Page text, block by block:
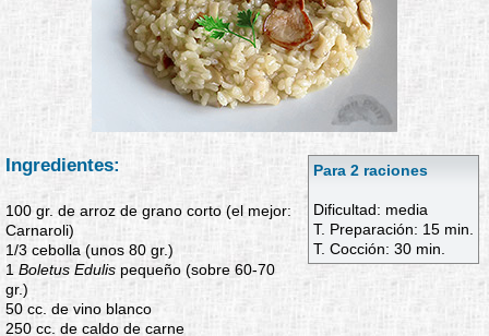
Para 2 raciones
Dificultad: media
T. Preparación: 15 min.
T. Cocción: 30 min.
Ingredientes:
100 gr. de arroz de grano corto (el mejor:
Carnaroli)
1/3 cebolla (unos 80 gr.)
1 Boletus Edulis pequeño (sobre 60-70
gr.)
50 cc. de vino blanco
250 cc. de caldo de carne